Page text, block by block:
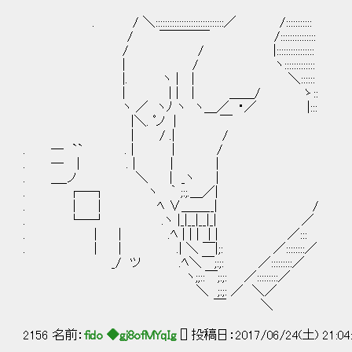
. / ＼:::::::::::::::::::::::::::::／ /:::::::::::
/ ￣￣￣￣ /:::::::::::::::
/ / |::::::::::::::::
| / ヽ:::::::::::::
|. ヽ | | ＼::::::
| | | | ＿＿/ ゝ::
ヽ ／ ヽﾉ ヽ ヽ＿／ ・／ |::: ・・・
|＼. ﾟノ | ￣
| / .| /
. ─ `` . | | / 秋山さん、何
. ─ │ . | | |
. ＿_ノ ＼ | _ヽ |
. ┌─┐ ヽ ｀ ;:;.＿／| f´￣￣
. │ │ ﾍ ∨＿＿__| / | ・・・・
. └─┘ .ヽ |_|__|__|_| ／ ヽ＿＿
. | | .ﾍ | | | | | ／:::
. | | .| ＼ ￣|;: ／::::::::／
_/ ツ .ﾍ＼￣;:;: ／:::::::::／
ヽ;;::￣;:;: ／:::::::::／
＼ ;:;: ／ ＼／
￣ ＼
2156 名前： fido ◆gj8ofMYqIg [] 投稿日：2017/06/24(土)